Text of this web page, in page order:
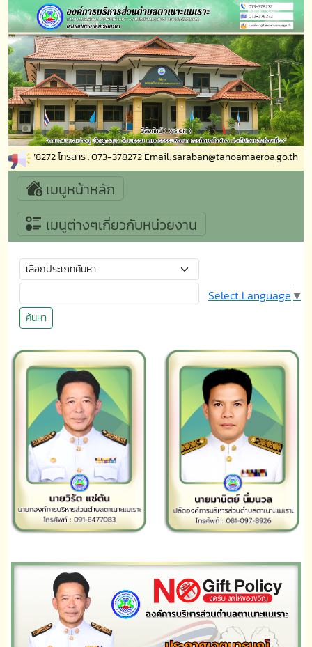
Email: saraban@tanoamaeroa.go.th
เมนูหน้าหลัก
เมนูต่างๆเกี่ยวกับหน่วยงาน
ค้นหา
Select Language ▼